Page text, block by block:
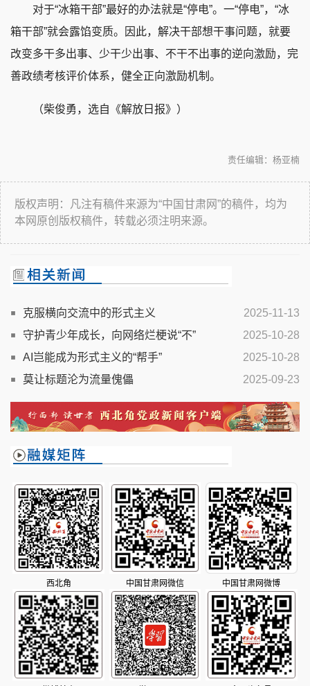
对于“冰箱干部”最好的办法就是“停电”。一“停电”，“冰
箱干部”就会露馅变质。因此，解决干部想干事问题，就要
改变多干多出事、少干少出事、不干不出事的逆向激励，完
善政绩考核评价体系，健全正向激励机制。
（柴俊勇，选自《解放日报》）
责任编辑：杨亚楠
版权声明：凡注有稿件来源为“中国甘肃网”的稿件，均为
本网原创版权稿件，转载必须注明来源。
2025-11-13
克服横向交流中的形式主义
2025-10-28
守护青少年成长，向网络烂梗说“不”
2025-10-28
AI岂能成为形式主义的“帮手”
2025-09-23
莫让标题沦为流量傀儡
西北角 中国甘肃网微信 中国甘肃网微博